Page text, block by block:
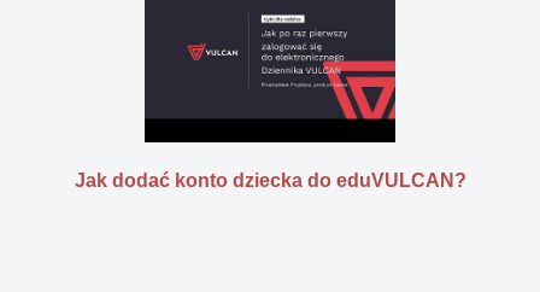
Jak dodać konto dziecka do eduVULCAN?